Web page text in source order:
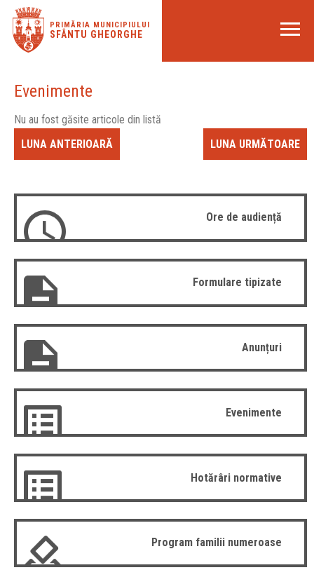
PRIMĂRIA MUNICIPIULUI
SFÂNTU GHEORGHE
Evenimente
Nu au fost găsite articole din listă
LUNA ANTERIOARĂ
LUNA URMĂTOARE
Ore de audiență
Formulare tipizate
Anunțuri
Evenimente
Hotărâri normative
Program familii numeroase